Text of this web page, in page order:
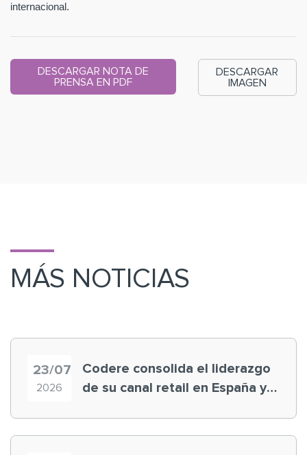
internacional.
DESCARGAR NOTA DE
PRENSA EN PDF
DESCARGAR
IMAGEN
MÁS NOTICIAS
23/07
2026
Codere consolida el liderazgo
de su canal retail en España y